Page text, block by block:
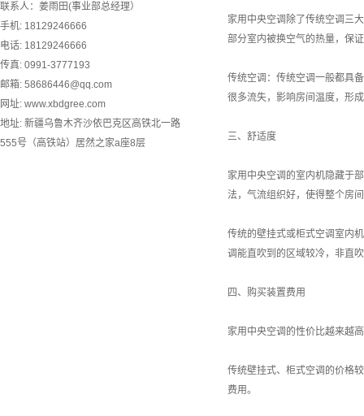
联系人：姜雨田(事业部总经理）
手机: 18129246666
电话: 18129246666
传真: 0991-3777193
邮箱: 58686446@qq.com
网址: www.xbdgree.com
地址: 新疆乌鲁木齐沙依巴克区高铁北一路
555号（高铁站）居然之家a座8层
家用中央空调除了传统空调三
部分室内被换空气的热量，保
传统空调：传统空调一般都具
很多流失，影响房间温度，形
三、舒适度
家用中央空调的室内机隐藏于
法，气流组织好，使得整个房
传统的壁挂式或柜式空调室内
调能直吹到的区域较冷，非直
四、购买装置费用
家用中央空调的性价比越来越
传统壁挂式、柜式空调的价格
费用。